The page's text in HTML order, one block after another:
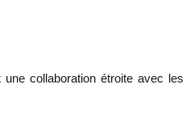
collaboration étroite avec les